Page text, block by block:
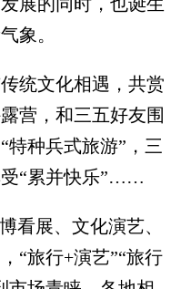
的同时，也诞生
象。
统文化相遇，共赏
营，和三五好友围
特种兵式旅游”，三
受“累并快乐”……
展、文化演艺、
“旅行+演艺”“旅行